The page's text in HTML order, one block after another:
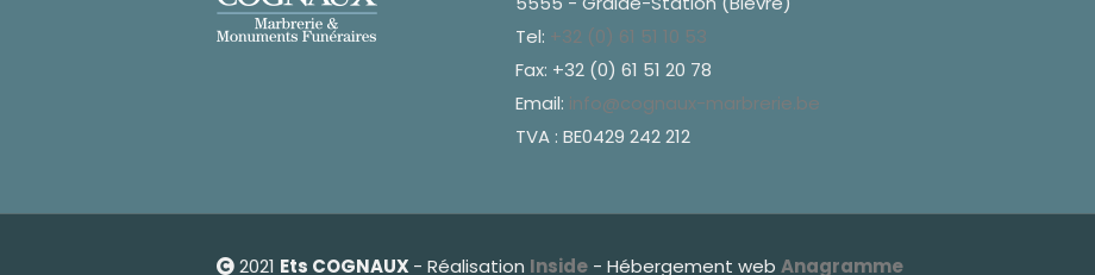
Tel: +32 (0) 61 51 10 53
Fax: +32 (0) 61 51 20 78
Email: info@cognaux-marbrerie.be
TVA : BE0429 242 212
2021 Ets COGNAUX - Réalisation Inside - Hébergement web Anagramme